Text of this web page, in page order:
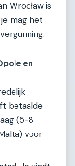
Wrocław is
mag het
en
betaalde
(5-8
voor